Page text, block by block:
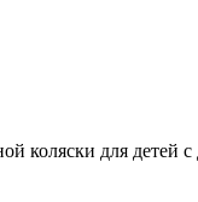
коляски для детей